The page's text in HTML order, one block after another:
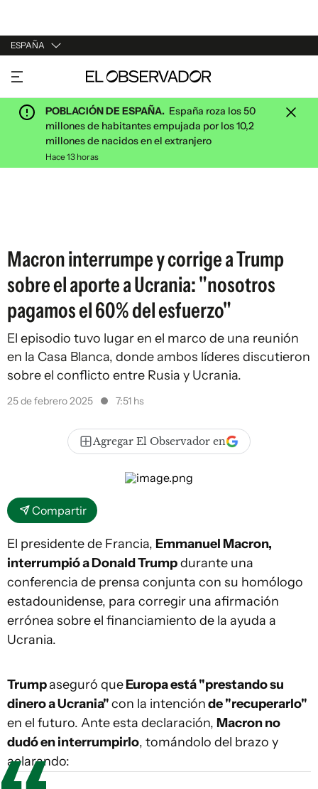
ESPAÑA
URUGUAY
ARGENTINA
ESPAÑA
ESTADOS UNIDOS
POBLACIÓN DE ESPAÑA. España roza los 50
millones de habitantes empujada por los 10,2
millones de nacidos en el extranjero
Hace 13 horas
Macron interrumpe y corrige a Trump
sobre el aporte a Ucrania: "nosotros
pagamos el 60% del esfuerzo"
El episodio tuvo lugar en el marco de una reunión
en la Casa Blanca, donde ambos líderes discutieron
sobre el conflicto entre Rusia y Ucrania.
25 de febrero 2025 7:51 hs
Agregar El Observador en
Compartir
El presidente de Francia, Emmanuel Macron,
interrumpió a Donald Trumpdurante una
conferencia de prensa conjunta con su homólogo
estadounidense, para corregir una afirmación
errónea sobre el financiamiento de la ayuda a
Ucrania.
Trumpaseguró queEuropa está "prestando su
dinero a Ucrania"con la intenciónde "recuperarlo"
en el futuro. Ante esta declaración, Macron no
dudó en interrumpirlo, tomándolo del brazo y
aclarando: